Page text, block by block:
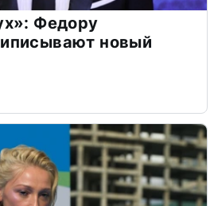
Федору
новый